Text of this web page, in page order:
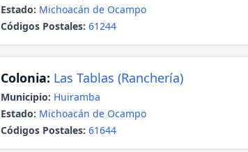
Estado: Michoacán de Ocampo
Códigos Postales: 61244
Colonia: Las Tablas (Ranchería)
Municipio: Huiramba
Estado: Michoacán de Ocampo
Códigos Postales: 61644